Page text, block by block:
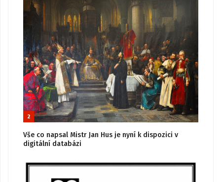
2
Vše co napsal Mistr Jan Hus je nyní k dispozici v
digitální databázi